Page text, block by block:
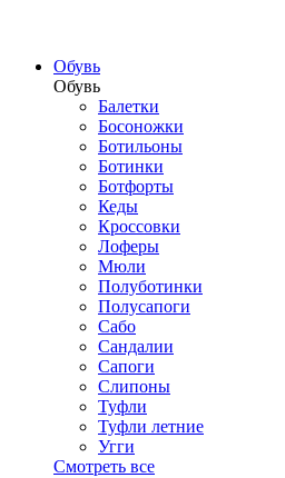
Обувь
Обувь
Балетки
Босоножки
Ботильоны
Ботинки
Ботфорты
Кеды
Кроссовки
Лоферы
Мюли
Полуботинки
Полусапоги
Сабо
Сандалии
Сапоги
Слипоны
Туфли
Туфли летние
Угги
Смотреть все